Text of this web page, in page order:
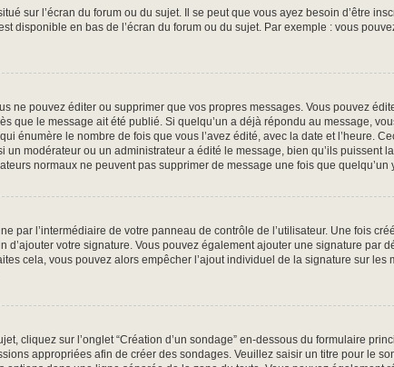
sur l’écran du forum ou du sujet. Il se peut que vous ayez besoin d’être
disponible en bas de l’écran du forum ou du sujet. Par exemple : vous
ne pouvez éditer ou supprimer que vos propres messages. Vous pouvez
que le message ait été publié. Si quelqu’un a déjà répondu au message,
énumère le nombre de fois que vous l’avez édité, avec la date et l’heure.
un modérateur ou un administrateur a édité le message, bien qu’ils puissent
normaux ne peuvent pas supprimer de message une fois que quelqu’un
par l’intermédiaire de votre panneau de contrôle de l’utilisateur. Une fois
d’ajouter votre signature. Vous pouvez également ajouter une signature par
cela, vous pouvez alors empêcher l’ajout individuel de la signature sur les
cliquez sur l’onglet “Création d’un sondage” en-dessous du formulaire
appropriées afin de créer des sondages. Veuillez saisir un titre pour le